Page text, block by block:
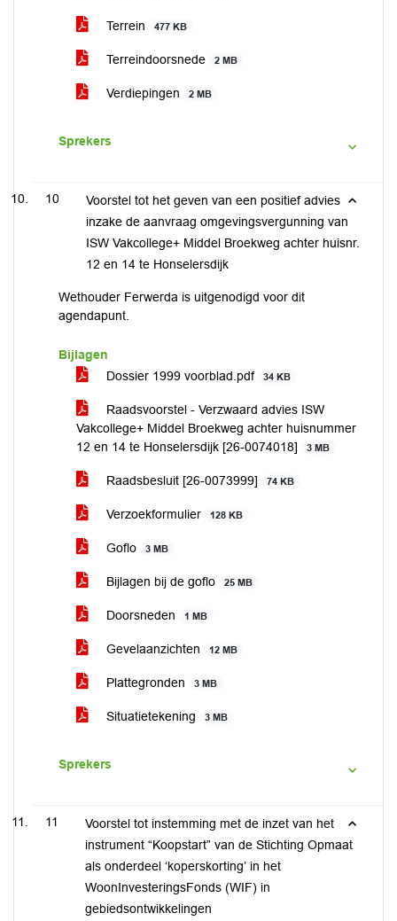
Terrein 477 KB
Terreindoorsnede 2 MB
Verdiepingen 2 MB
Sprekers
10
Voorstel tot het geven van een positief advies
inzake de aanvraag omgevingsvergunning van
ISW Vakcollege+ Middel Broekweg achter huisnr.
12 en 14 te Honselersdijk
Wethouder Ferwerda is uitgenodigd voor dit
agendapunt.
Bijlagen
Dossier 1999 voorblad.pdf
34 KB
Raadsvoorstel - Verzwaard advies ISW
Vakcollege+ Middel Broekweg achter huisnummer
12 en 14 te Honselersdijk [26-0074018]
3 MB
Raadsbesluit [26-0073999] 74 KB
Verzoekformulier 128 KB
Goflo 3 MB
Bijlagen bij de goflo 25 MB
Doorsneden 1 MB
Gevelaanzichten 12 MB
Plattegronden 3 MB
Situatietekening 3 MB
Sprekers
11
Voorstel tot instemming met de inzet van het
instrument “Koopstart” van de Stichting Opmaat
als onderdeel ‘koperskorting’ in het
WoonInvesteringsFonds (WIF) in
gebiedsontwikkelingen